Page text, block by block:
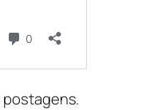
postagens.